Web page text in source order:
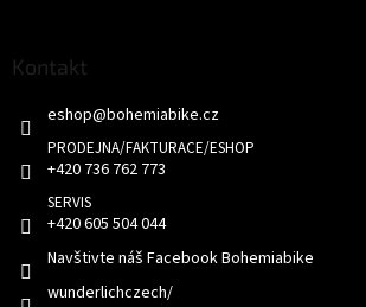
Kontakt
eshop@bohemiabike.cz
+420 736 762 773
+420 605 504 044
Navštivte náš Facebook Bohemiabike
wunderlichczech/